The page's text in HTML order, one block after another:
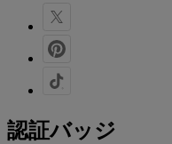
認証バッジ